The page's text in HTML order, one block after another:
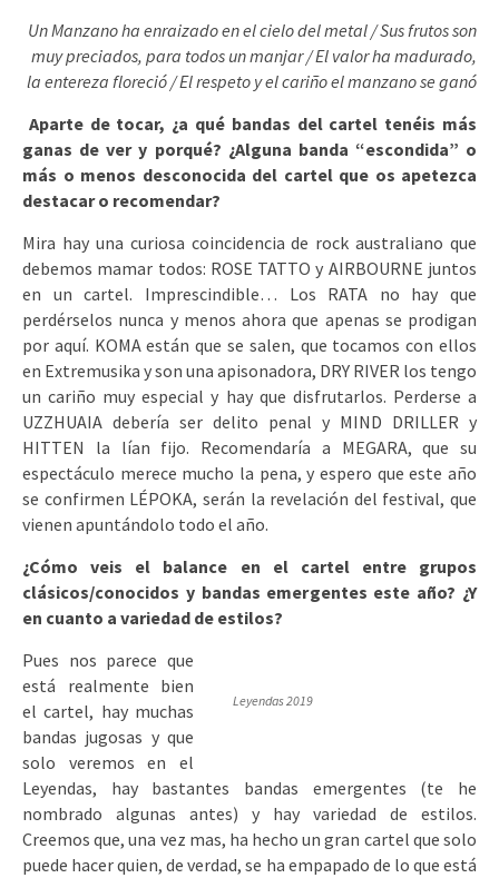
Un Manzano ha enraizado en el cielo del metal /Sus frutos son
muy preciados, para todos un manjar /El valor ha madurado,
la entereza floreció /El respeto y el cariño el manzano se ganó
Aparte de tocar, ¿a qué bandas del cartel tenéis más
ganas de ver y porqué? ¿Alguna banda “escondida” o
más o menos desconocida del cartel que os apetezca
destacar o recomendar?
Mira hay una curiosa coincidencia de rock australiano que
debemos mamar todos: ROSE TATTO y AIRBOURNE juntos
en un cartel. Imprescindible… Los RATA no hay que
perdérselos nunca y menos ahora que apenas se prodigan
por aquí. KOMA están que se salen, que tocamos con ellos
en Extremusika y son una apisonadora, DRY RIVER los tengo
un cariño muy especial y hay que disfrutarlos. Perderse a
UZZHUAIA debería ser delito penal y MIND DRILLER y
HITTEN la lían fijo. Recomendaría a MEGARA, que su
espectáculo merece mucho la pena, y espero que este año
se confirmen LÉPOKA, serán la revelación del festival, que
vienen apuntándolo todo el año.
¿Cómo veis el balance en el cartel entre grupos
clásicos/conocidos y bandas emergentes este año? ¿Y
en cuanto a variedad de estilos?
Leyendas 2019
Pues nos parece que
está realmente bien
el cartel, hay muchas
bandas jugosas y que
solo veremos en el
Leyendas, hay bastantes bandas emergentes (te he
nombrado algunas antes) y hay variedad de estilos.
Creemos que, una vez mas, ha hecho un gran cartel que solo
puede hacer quien, de verdad, se ha empapado de lo que está